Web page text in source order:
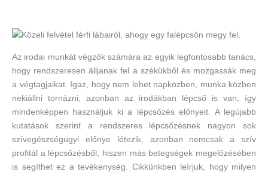
Az irodai munkát végzők számára az egyik legfontosabb tanács,
hogy rendszeresen álljanak fel a székükből és mozgassák meg
a végtagjaikat. Igaz, hogy nem lehet napközben, munka közben
nekiállni tornázni, azonban az irodákban lépcső is van, így
mindenképpen használjuk ki a lépcsőzés előnyeit. A legújabb
kutatások szerint a rendszeres lépcsőzésnek nagyon sok
szívegészségügyi előnye létezik, azonban nemcsak a szív
profitál a lépcsőzésből, hiszen más betegségek megelőzésében
is segíthet ez a tevékenység. Cikkünkben leírjuk, hogy milyen